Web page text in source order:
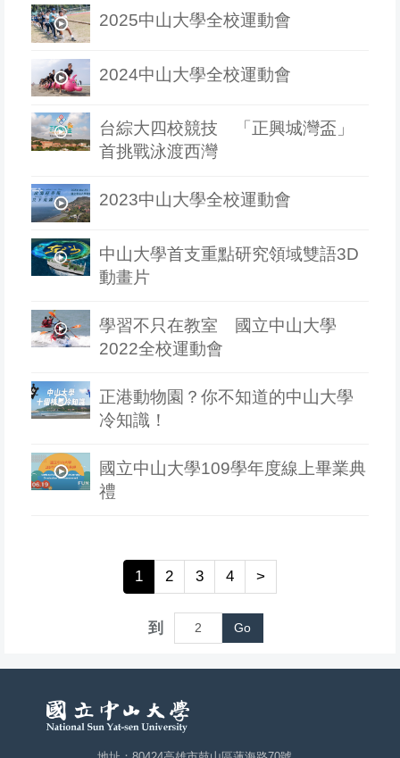
2025中山大學全校運動會
2024中山大學全校運動會
台綜大四校競技 「正興城灣盃」
首挑戰泳渡西灣
2023中山大學全校運動會
中山大學首支重點研究領域雙語3D
動畫片
學習不只在教室 國立中山大學
2022全校運動會
正港動物園？你不知道的中山大學
冷知識！
國立中山大學109學年度線上畢業典
禮
1 2 3 4 >
到 Go